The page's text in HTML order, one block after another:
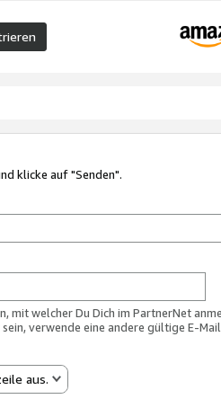
klicke auf "Senden".
mit welcher Du Dich im PartnerNet
verwende eine andere gültige E-
aus.